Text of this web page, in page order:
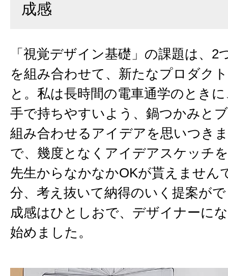
成感
「視覚デザイン基礎」の課題は、2
を組み合わせて、新たなプロダク
と。私は長時間の電車通学のとき
手で持ちやすいよう、鍋つかみと
組み合わせるアイデアを思いつき
で、幾度となくアイデアスケッチ
先生からなかなかOKが貰えません
分、考え抜いて納得のいく提案が
成感はひとしおで、デザイナーに
始めました。